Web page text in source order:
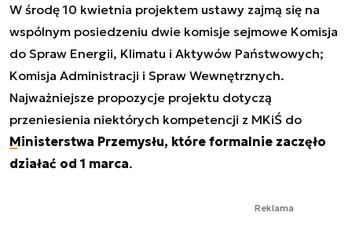
W środę 10 kwietnia projektem ustawy zajmą się na
wspólnym posiedzeniu dwie komisje sejmowe Komisja
do Spraw Energii, Klimatu i Aktywów Państwowych;
Komisja Administracji i Spraw Wewnętrznych.
Najważniejsze propozycje projektu dotyczą
przeniesienia niektórych kompetencji z MKiŚ do
Ministerstwa Przemysłu, które formalnie zaczęło
działać od 1 marca.
Reklama